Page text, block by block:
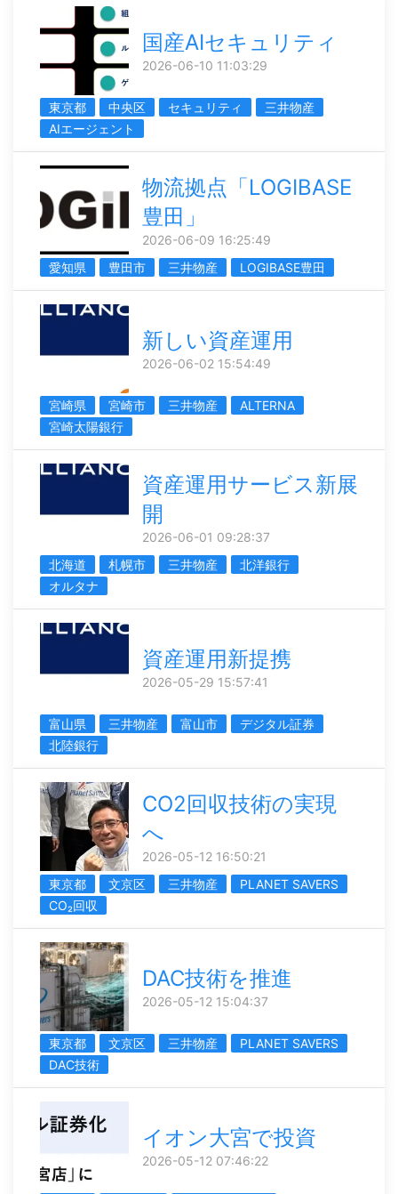
国産AIセキュリティ
2026-06-10 11:03:29
東京都 中央区 セキュリティ
三井物産
AIエージェント
物流拠点「LOGIBASE
豊田」
2026-06-09 16:25:49
愛知県
豊田市 三井物産 LOGIBASE豊田
新しい資産運用
2026-06-02 15:54:49
宮崎県 宮崎市 三井物産
ALTERNA
宮崎太陽銀行
資産運用サービス新展
開
2026-06-01 09:28:37
北海道
札幌市 三井物産
北洋銀行
オルタナ
資産運用新提携
2026-05-29 15:57:41
富山県 三井物産 富山市
デジタル証券
北陸銀行
CO2回収技術の実現
へ
2026-05-12 16:50:21
東京都
文京区 三井物産
PLANET SAVERS
CO₂回収
DAC技術を推進
2026-05-12 15:04:37
東京都 文京区 三井物産
PLANET SAVERS
DAC技術
イオン大宮で投資
2026-05-12 07:46:22